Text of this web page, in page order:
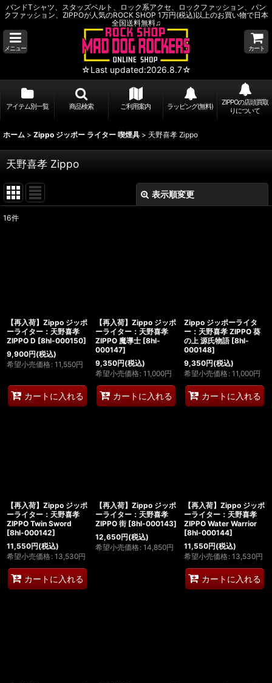
バンドTシャツ、スタッズベルト、ロック系アクセ、ロックファッション、パン
クファッション、ZIPPOが人気のROCK SHOP 1万円(税込)以上のお買い物で日本
全国送料無料♫
メニュー
☆Last updated:2026.8.7☆
カート
アイテム別一覧 商品検索 ご利用案内 ラッピング(無料)
ZIPPOの店頭買取
りについて
ホーム > Zippo ジッポー ライター 喫煙具 > 天野喜孝 Zippo
天野喜孝 Zippo
表示順変更
16件
【再入荷】Zippo ジッポ
ーライター：天野喜孝
ZIPPO D [8hl-000150]
9,900円(税込)
希望小売価格 : 11,550円
カートに入れる
【再入荷】Zippo ジッポ
ーライター：天野喜孝
ZIPPO 魔導士 [8hl-
000147]
9,350円(税込)
希望小売価格 : 11,000円
カートに入れる
Zippo ジッポーライタ
ー：天野喜孝 ZIPPO 葵
の上 源氏物語 [8hl-
000148]
9,350円(税込)
希望小売価格 : 11,000円
カートに入れる
【再入荷】Zippo ジッポ
ーライター：天野喜孝
ZIPPO Twin Sword
[8hl-000142]
11,550円(税込)
希望小売価格 : 13,530円
カートに入れる
【再入荷】Zippo ジッポ
ーライター：天野喜孝
ZIPPO 街 [8hl-000143]
12,650円(税込)
希望小売価格 : 14,850円
【再入荷】Zippo ジッポ
ーライター：天野喜孝
ZIPPO Water Warrior
[8hl-000144]
11,550円(税込)
希望小売価格 : 13,530円
カートに入れる